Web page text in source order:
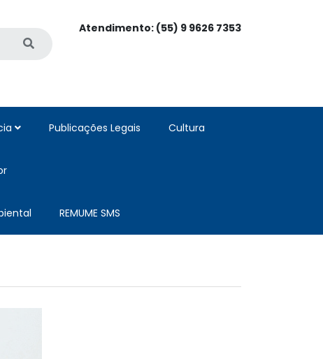
Atendimento: (55) 9 9626 7353
Publicações Legais Cultura
REMUME SMS